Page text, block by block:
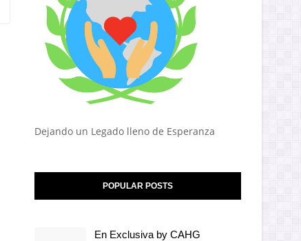
Dejando un Legado lleno de Esperanza
POPULAR POSTS
En Exclusiva by CAHG